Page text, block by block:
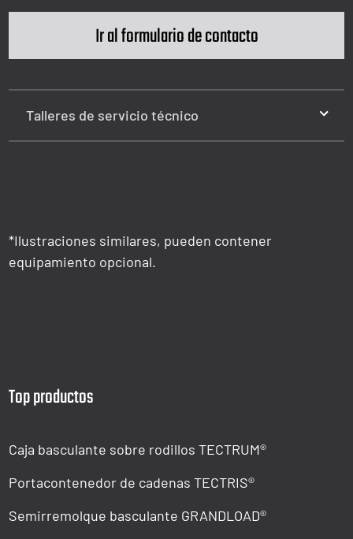
Ir al formulario de contacto
Talleres de servicio técnico
*Ilustraciones similares, pueden contener
equipamiento opcional.
Top productos
Caja basculante sobre rodillos TECTRUM®
Portacontenedor de cadenas TECTRIS®
Semirremolque basculante GRANDLOAD®